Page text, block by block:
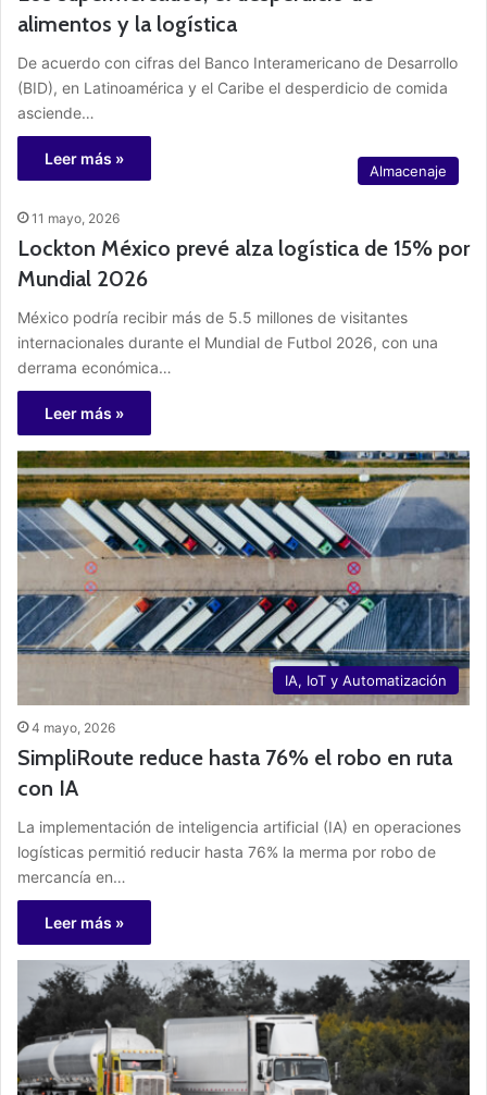
alimentos y la logística
De acuerdo con cifras del Banco Interamericano de Desarrollo
(BID), en Latinoamérica y el Caribe el desperdicio de comida
asciende…
Leer más »
Almacenaje
11 mayo, 2026
Lockton México prevé alza logística de 15% por
Mundial 2026
México podría recibir más de 5.5 millones de visitantes
internacionales durante el Mundial de Futbol 2026, con una
derrama económica…
Leer más »
IA, IoT y Automatización
4 mayo, 2026
SimpliRoute reduce hasta 76% el robo en ruta
con IA
La implementación de inteligencia artificial (IA) en operaciones
logísticas permitió reducir hasta 76% la merma por robo de
mercancía en…
Leer más »